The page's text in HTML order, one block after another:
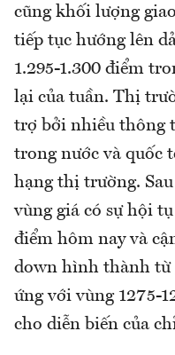
cũng khối lượng
tiếp tục hướng lên
1.295-1.300 điểm
lại của tuần. Thị
trợ bởi nhiều thông
trong nước và quốc
hạng thị trường.
vùng giá có sự hội
điểm hôm nay và
down hình thành từ
ứng với vùng 1275-
cho diễn biến của